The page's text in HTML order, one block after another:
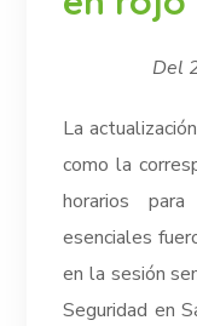
Del
La
como la
horarios
esenciales
en la sesión
Seguridad en